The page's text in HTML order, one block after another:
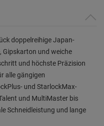
doppelreihige Japan-
und weiche
und höchste Präzision
alle gängigen
und StarlockMax-
und MultiMaster bis
Schneidleistung und lange